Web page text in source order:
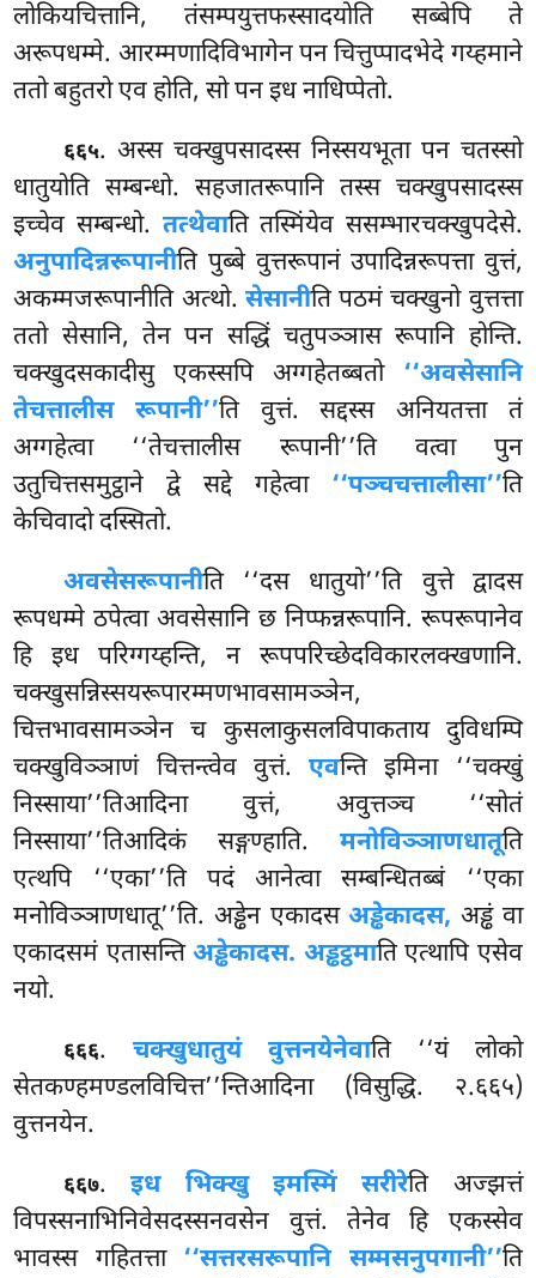
लोकियचित्तानि, तंसम्पयुत्तफस्सादयोति सब्बेपि ते
अरूपधम्मे. आरम्मणादिविभागेन पन चित्तुप्पादभेदे गय्हमाने
ततो बहुतरो एव होति, सो पन इध नाधिप्पेतो.
६६५. अस्स चक्खुपसादस्स निस्सयभूता पन चतस्सो
धातुयोति सम्बन्धो. सहजातरूपानि तस्स चक्खुपसादस्स
इच्चेव सम्बन्धो. तत्थेवाति तस्मिंयेव ससम्भारचक्खुपदेसे.
अनुपादिन्नरूपानीति पुब्बे वुत्तरूपानं उपादिन्नरूपत्ता वुत्तं,
अकम्मजरूपानीति अत्थो. सेसानीति पठमं चक्खुनो वुत्तत्ता
ततो सेसानि, तेन पन सद्धिं चतुपञ्ञास रूपानि होन्ति.
चक्खुदसकादीसु एकस्सपि अग्गहेतब्बतो ‘‘अवसेसानि
तेचत्तालीस रूपानी’’ति वुत्तं. सद्दस्स अनियतत्ता तं
अग्गहेत्वा ‘‘तेचत्तालीस रूपानी’’ति वत्वा पुन
उतुचित्तसमुट्ठाने द्वे सद्दे गहेत्वा ‘‘पञ्चचत्तालीसा’’ति
केचिवादो दस्सितो.
अवसेसरूपानीति ‘‘दस धातुयो’’ति वुत्ते द्वादस
रूपधम्मे ठपेत्वा अवसेसानि छ निप्फन्नरूपानि. रूपरूपानेव
हि इध परिग्गय्हन्ति, न रूपपरिच्छेदविकारलक्खणानि.
चक्खुसन्निस्सयरूपारम्मणभावसामञ्ञेन,
चित्तभावसामञ्ञेन च कुसलाकुसलविपाकताय दुविधम्पि
चक्खुविञ्ञाणं चित्तन्त्वेव वुत्तं.एवन्ति इमिना ‘‘चक्खुं
निस्साया’’तिआदिना वुत्तं, अवुत्तञ्च ‘‘सोतं
निस्साया’’तिआदिकं सङ्गण्हाति. मनोविञ्ञाणधातूति
एत्थपि ‘‘एका’’ति पदं आनेत्वा सम्बन्धितब्बं ‘‘एका
मनोविञ्ञाणधातू’’ति. अड्ढेन एकादसअड्ढेकादस, अड्ढं वा
एकादसमं एतासन्तिअड्ढेकादस. अड्ढट्ठमाति एत्थापि एसेव
नयो.
६६६. चक्खुधातुयं वुत्तनयेनेवाति ‘‘यं लोको
सेतकण्हमण्डलविचित्त’’न्तिआदिना (विसुद्धि. २.६६५)
वुत्तनयेन.
६६७.इध भिक्खु इमस्मिं सरीरेति अज्झत्तं
विपस्सनाभिनिवेसदस्सनवसेन वुत्तं. तेनेव हि एकस्सेव
भावस्स गहितत्ता ‘‘सत्तरसरूपानि सम्मसनुपगानी’’ति